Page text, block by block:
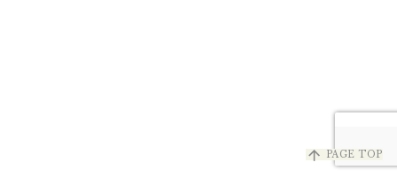
arrow_upward PAGE TOP